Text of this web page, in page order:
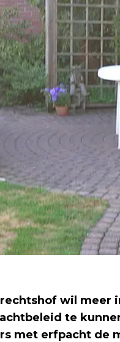
wil meer
te
met erfpacht de